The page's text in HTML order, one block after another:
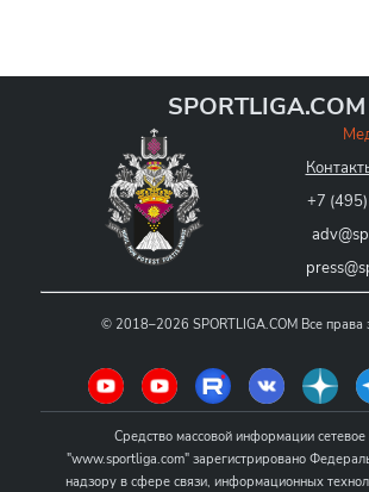
SPORTLIGA.COM
+7
© 2018–2026 SPORTLIGA.COM Все
Средство массовой информации сетевое
"www.sportliga.com" зарегистрировано
надзору в сфере связи, информационных